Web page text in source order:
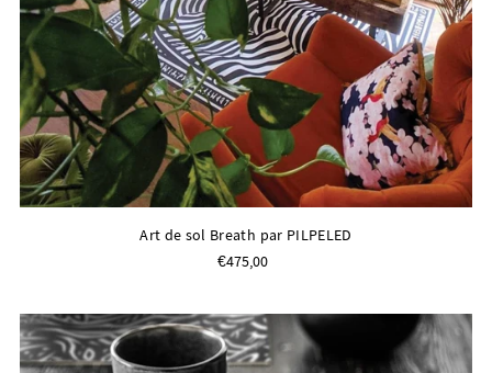
Art de sol Breath par PILPELED
€475,00